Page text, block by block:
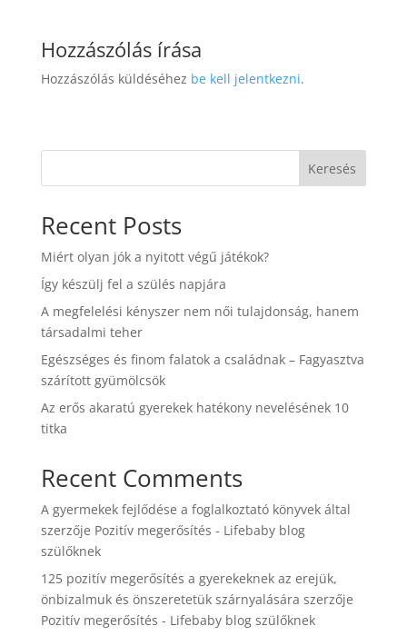
Hozzászólás írása
Hozzászólás küldéséhez be kell jelentkezni.
Keresés
Recent Posts
Miért olyan jók a nyitott végű játékok?
Így készülj fel a szülés napjára
A megfelelési kényszer nem női tulajdonság, hanem
társadalmi teher
Egészséges és finom falatok a családnak – Fagyasztva
szárított gyümölcsök
Az erős akaratú gyerekek hatékony nevelésének 10
titka
Recent Comments
A gyermekek fejlődése a foglalkoztató könyvek által
szerzője Pozitív megerősítés - Lifebaby blog
szülőknek
125 pozitív megerősítés a gyerekeknek az erejük,
önbizalmuk és önszeretetük szárnyalására szerzője
Pozitív megerősítés - Lifebaby blog szülőknek